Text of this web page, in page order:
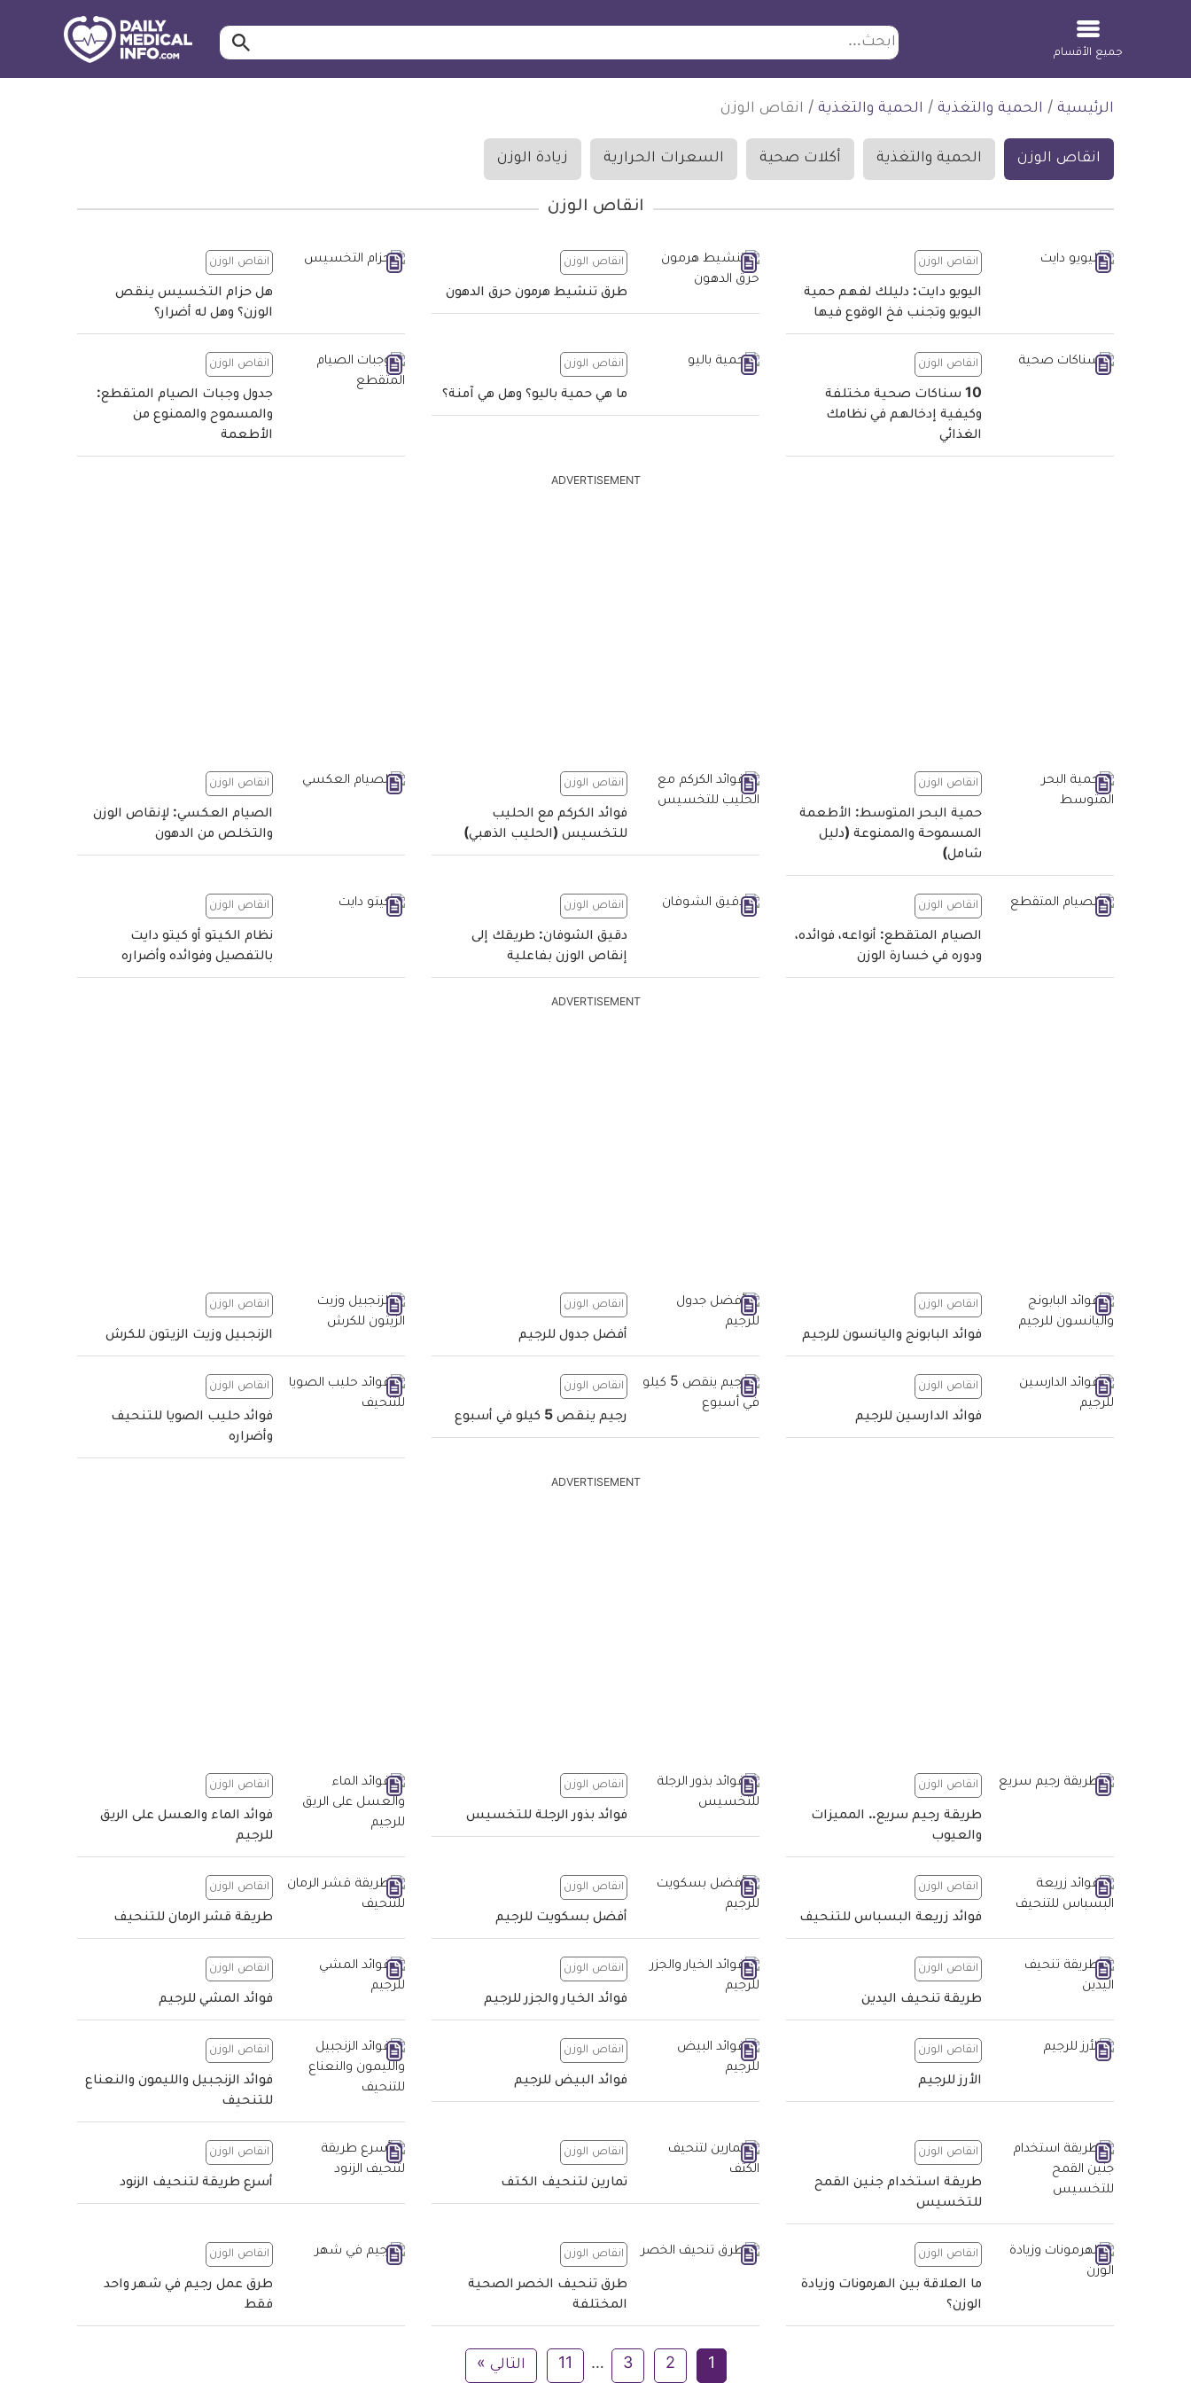
ابحث ابحث…
جميع الأقسام
الرئيسية / الحمية والتغذية / الحمية والتغذية / انقاص الوزن
انقاص الوزن الحمية والتغذية أكلات صحية السعرات الحرارية زيادة الوزن
انقاص الوزن
انقاص الوزن
اليويو دايت: دليلك لفهم حمية
اليويو وتجنب فخ الوقوع فيها
انقاص الوزن
طرق تنشيط هرمون حرق الدهون
انقاص الوزن
هل حزام التخسيس ينقص
الوزن؟ وهل له أضرار؟
انقاص الوزن
10 سناكات صحية مختلفة
وكيفية إدخالهم في نظامك
الغذائي
انقاص الوزن
ما هي حمية باليو؟ وهل هي آمنة؟
انقاص الوزن
جدول وجبات الصيام المتقطع:
والمسموح والممنوع من
الأطعمة
ADVERTISEMENT
انقاص الوزن
حمية البحر المتوسط: الأطعمة
المسموحة والممنوعة (دليل
شامل)
انقاص الوزن
فوائد الكركم مع الحليب
للتخسيس (الحليب الذهبي)
انقاص الوزن
الصيام العكسي: لإنقاص الوزن
والتخلص من الدهون
انقاص الوزن
الصيام المتقطع: أنواعه، فوائده،
ودوره في خسارة الوزن
انقاص الوزن
دقيق الشوفان: طريقك إلى
إنقاص الوزن بفاعلية
انقاص الوزن
نظام الكيتو أو كيتو دايت
بالتفصيل وفوائده وأضراره
ADVERTISEMENT
انقاص الوزن
فوائد البابونج واليانسون للرجيم
انقاص الوزن
أفضل جدول للرجيم
انقاص الوزن
الزنجبيل وزيت الزيتون للكرش
انقاص الوزن
فوائد الدارسين للرجيم
انقاص الوزن
رجيم ينقص 5 كيلو في أسبوع
انقاص الوزن
فوائد حليب الصويا للتنحيف
وأضراره
ADVERTISEMENT
انقاص الوزن
طريقة رجيم سريع.. المميزات
والعيوب
انقاص الوزن
فوائد بذور الرجلة للتخسيس
انقاص الوزن
فوائد الماء والعسل على الريق
للرجيم
انقاص الوزن
فوائد زريعة البسباس للتنحيف
انقاص الوزن
أفضل بسكويت للرجيم
انقاص الوزن
طريقة قشر الرمان للتنحيف
انقاص الوزن
طريقة تنحيف اليدين
انقاص الوزن
فوائد الخيار والجزر للرجيم
انقاص الوزن
فوائد المشي للرجيم
انقاص الوزن
الأرز للرجيم
انقاص الوزن
فوائد البيض للرجيم
انقاص الوزن
فوائد الزنجبيل والليمون والنعناع
للتنحيف
انقاص الوزن
طريقة استخدام جنين القمح
للتخسيس
انقاص الوزن
تمارين لتنحيف الكتف
انقاص الوزن
أسرع طريقة لتنحيف الزنود
انقاص الوزن
ما العلاقة بين الهرمونات وزيادة
الوزن؟
انقاص الوزن
طرق تنحيف الخصر الصحية
المختلفة
انقاص الوزن
طرق عمل رجيم في شهر واحد
فقط
1
2
3
…
11 التالي »